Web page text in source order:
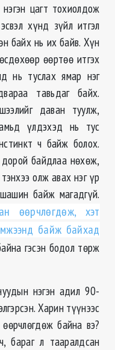
цагт тохиолдож
хүнд зүйл итгэл
байх нь их байв. Хүн
өөртөө итгэх
нь туслах ямар нэг
тавьдаг байх.
даван туулж,
үлдэхэд нь тус
ч байж болох.
дорой байдлаа нөхөж,
олж авах нэг үр
байж магадгүй.
өөрчлөгдөж, хэт
байж байхад
гэсэн бодол төрж
нэгэн адил 90-
Харин түүнээс
байна вэ?
бараг л тааралдсан